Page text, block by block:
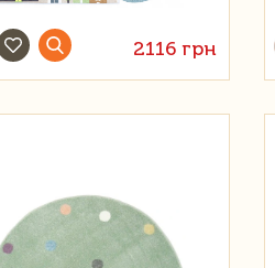
2116 грн